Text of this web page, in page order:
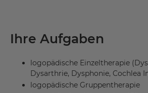
Ihre Aufgaben
logopädische Einzeltherapie
Dysarthrie, Dysphonie, Cochlea
logopädische Gruppentherapie